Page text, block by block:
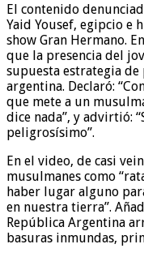
El contenido
Yaid Yousef, egipcio
show Gran Hermano.
que la presencia del
supuesta estrategia
argentina. Declaró:
que mete a un
dice nada”, y advirtió:
peligrosísimo”.
En el video, de casi
musulmanes como
haber lugar alguno
en nuestra tierra”.
República Argentina
basuras inmundas,